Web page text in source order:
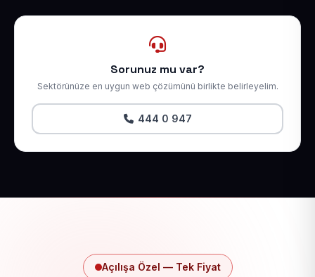
Sorunuz mu var?
Sektörünüze en uygun web çözümünü birlikte belirleyelim.
444 0 947
Açılışa Özel — Tek Fiyat